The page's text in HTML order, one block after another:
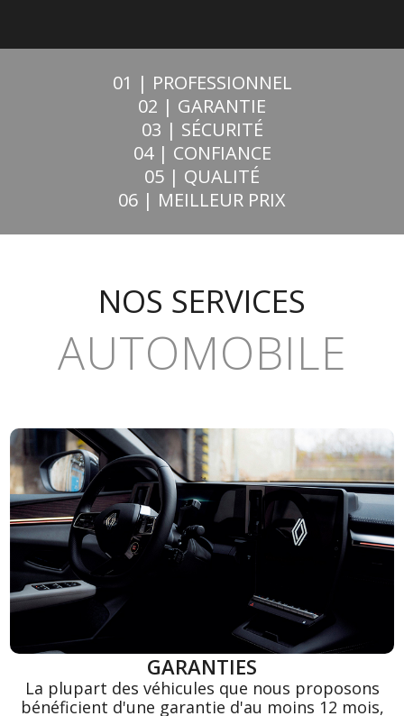
01 | PROFESSIONNEL
02 | GARANTIE
03 | SÉCURITÉ
04 | CONFIANCE
05 | QUALITÉ
06 | MEILLEUR PRIX
NOS SERVICES
AUTOMOBILE
GARANTIES
La plupart des véhicules que nous proposons
bénéficient d'une garantie d'au moins 12 mois,